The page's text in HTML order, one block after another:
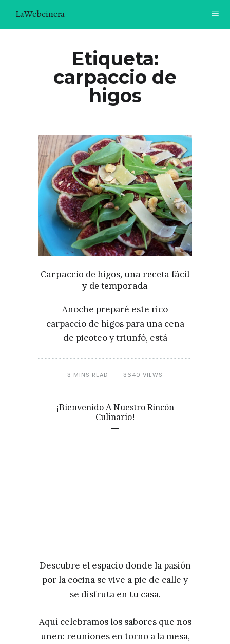
LaWebcinera
VIDEORECETAS
¿TE GUSTARÍA UNIRTE A NUESTRA AVENTURA GASTRON
ÓMICA?
ÚNETE A LA NEWSLETTER
RECOMENDACIONES
Etiqueta:
carpaccio de
higos
Carpaccio de higos, una receta fácil
y de temporada
Anoche preparé este rico
carpaccio de higos para una cena
de picoteo y triunfó, está
3 MINS READ 3640 VIEWS
¡Bienvenido A Nuestro Rincón
Culinario!
Descubre el espacio donde la pasión
por la cocina se vive a pie de calle y
se disfruta en tu casa.
Aquí celebramos los sabores que nos
unen: reuniones en torno a la mesa,